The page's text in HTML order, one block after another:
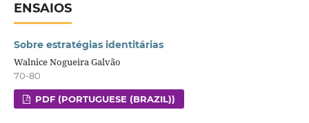
ENSAIOS
Sobre estratégias identitárias
Walnice Nogueira Galvão
70-80
PDF (PORTUGUESE (BRAZIL))